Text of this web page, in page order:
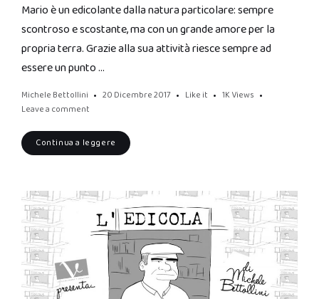
Mario è un edicolante dalla natura particolare: sempre
scontroso e scostante, ma con un grande amore per la
propria terra. Grazie alla sua attività riesce sempre ad
essere un punto …
Michele Bettollini 20 Dicembre 2017 Like it 1K Views
Leave a comment
Continua a leggere